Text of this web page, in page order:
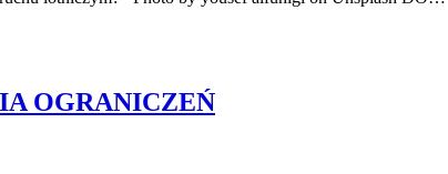
OGRANICZEŃ